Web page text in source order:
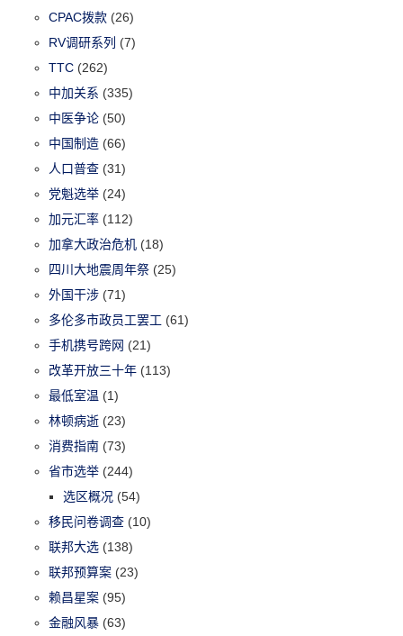
CPAC拨款 (26)
RV调研系列 (7)
TTC (262)
中加关系 (335)
中医争论 (50)
中国制造 (66)
人口普查 (31)
党魁选举 (24)
加元汇率 (112)
加拿大政治危机 (18)
四川大地震周年祭 (25)
外国干涉 (71)
多伦多市政员工罢工 (61)
手机携号跨网 (21)
改革开放三十年 (113)
最低室温 (1)
林顿病逝 (23)
消费指南 (73)
省市选举 (244)
选区概况 (54)
移民问卷调查 (10)
联邦大选 (138)
联邦预算案 (23)
赖昌星案 (95)
金融风暴 (63)